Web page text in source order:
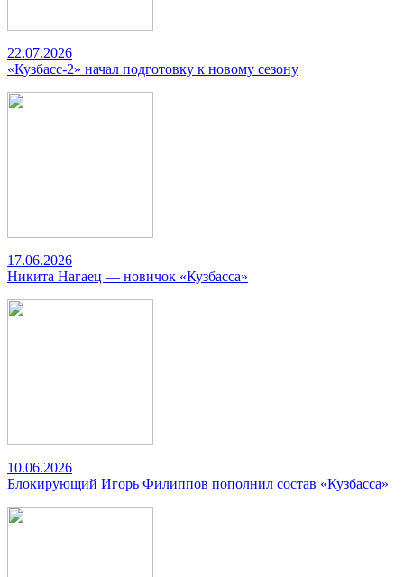
22.07.2026
«Кузбасс-2» начал подготовку к новому сезону
17.06.2026
Никита Нагаец — новичок «Кузбасса»
10.06.2026
Блокирующий Игорь Филиппов пополнил состав «Кузбасса»